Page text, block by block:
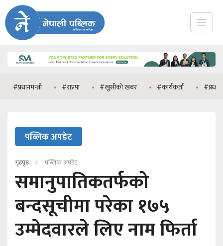
#राप्रपा #खुसीको खबर #कार्यकर्ता #प्रधानमन्त्री
पब्लिक अपडेट
गृहपृष्ठ पब्लिक अपडेट
समानुपातिकतर्फको
बन्दसूचीमा परेका १७५
उम्मेदवारले लिए नाम फिर्ता